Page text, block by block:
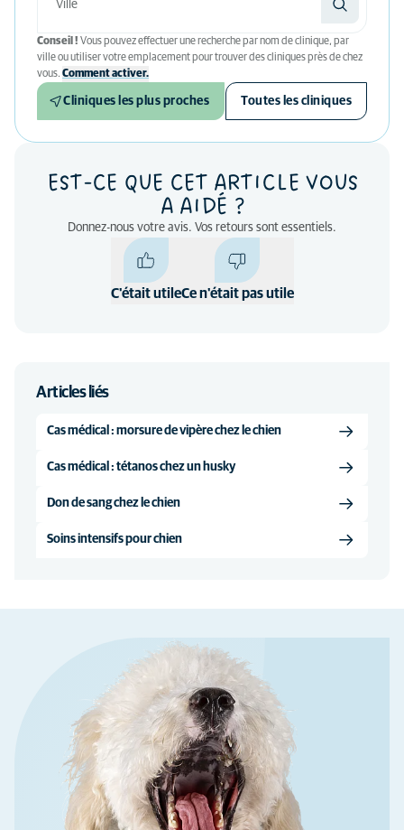
Conseil ! Vous pouvez effectuer une recherche par nom de clinique, par
ville ou utiliser votre emplacement pour trouver des cliniques près de chez
vous. Comment activer.
Cliniques les plus proches Toutes les cliniques
EST-CE QUE CET ARTICLE VOUS
A AIDÉ ?
Donnez-nous votre avis. Vos retours sont essentiels.
C'était utileCe n'était pas utile
Articles liés
Cas médical : morsure de vipère chez le chien
Cas médical : tétanos chez un husky
Don de sang chez le chien
Soins intensifs pour chien